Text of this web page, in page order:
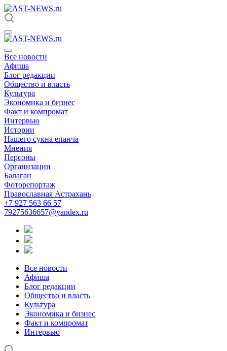
Все новости
Афиша
Блог редакции
Общество и власть
Культура
Экономика и бизнес
Факт и компромат
Интервью
Истории
Нашего сукна епанча
Мнения
Персоны
Организации
Балаган
Фоторепортаж
Православная Астрахань
+7 927 563 66 57
79275636657@yandex.ru
Все новости
Афиша
Блог редакции
Общество и власть
Культура
Экономика и бизнес
Факт и компромат
Интервью